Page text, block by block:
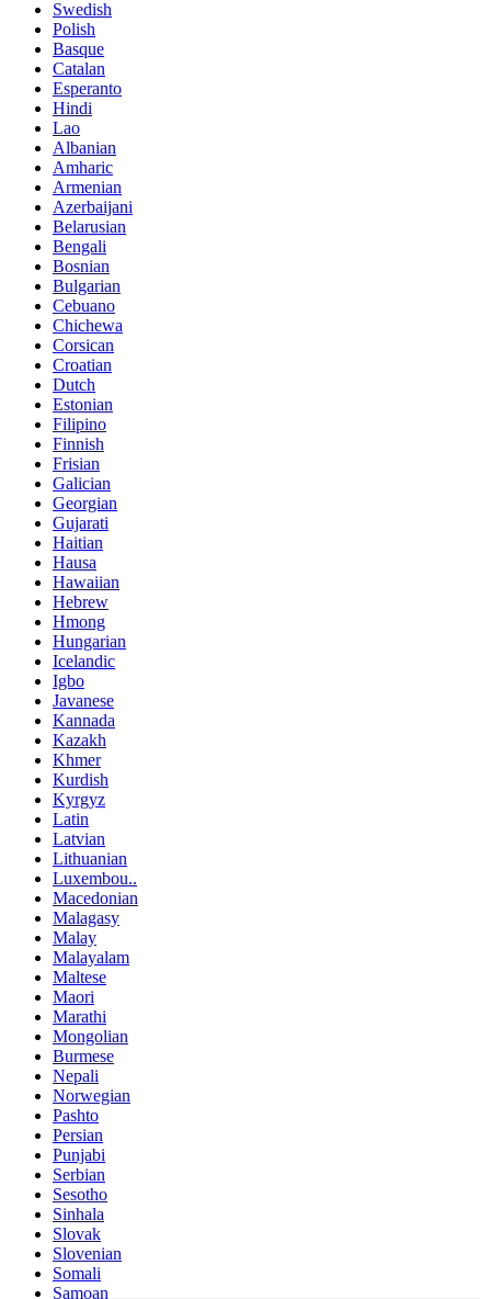
Swedish
Polish
Basque
Catalan
Esperanto
Hindi
Lao
Albanian
Amharic
Armenian
Azerbaijani
Belarusian
Bengali
Bosnian
Bulgarian
Cebuano
Chichewa
Corsican
Croatian
Dutch
Estonian
Filipino
Finnish
Frisian
Galician
Georgian
Gujarati
Haitian
Hausa
Hawaiian
Hebrew
Hmong
Hungarian
Icelandic
Igbo
Javanese
Kannada
Kazakh
Khmer
Kurdish
Kyrgyz
Latin
Latvian
Lithuanian
Luxembou..
Macedonian
Malagasy
Malay
Malayalam
Maltese
Maori
Marathi
Mongolian
Burmese
Nepali
Norwegian
Pashto
Persian
Punjabi
Serbian
Sesotho
Sinhala
Slovak
Slovenian
Somali
Samoan